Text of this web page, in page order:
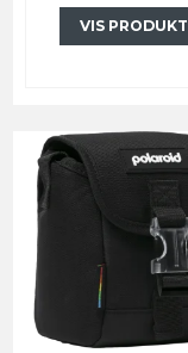
VIS PRODUKT